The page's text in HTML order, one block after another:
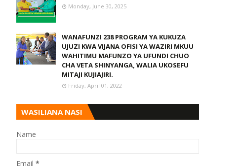
Monday, June 30, 2025
WANAFUNZI 238 PROGRAM YA KUKUZA
UJUZI KWA VIJANA OFISI YA WAZIRI MKUU
WAHITIMU MAFUNZO YA UFUNDI CHUO
CHA VETA SHINYANGA, WALIA UKOSEFU
MITAJI KUJIAJIRI.
Friday, April 01, 2022
WASILIANA NASI
Name
Email *